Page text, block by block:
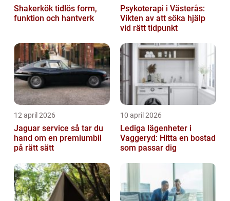
Shakerkök tidlös form,
funktion och hantverk
Psykoterapi i Västerås:
Vikten av att söka hjälp
vid rätt tidpunkt
12 april 2026
Jaguar service så tar du
hand om en premiumbil
på rätt sätt
10 april 2026
Lediga lägenheter i
Vaggeryd: Hitta en bostad
som passar dig